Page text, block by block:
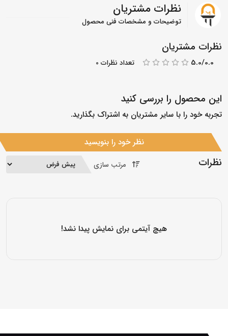
نظرات مشتریان
توضیحات و مشخصات فنی محصول
نظرات مشتریان
5.0/0.0 تعداد نظرات 0
این محصول را بررسی کنید
تجربه خود را با سایر مشتریان به اشتراک بگذارید.
نظر خود را بنویسید
نظرات مرتب سازی
هیچ آیتمی برای نمایش پیدا نشد!